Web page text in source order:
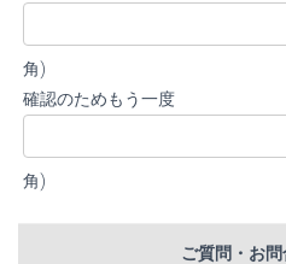
角)
確認のためもう一度
角)
ご質問・お